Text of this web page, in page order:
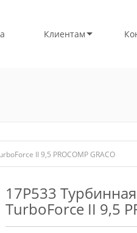
Клиентам
II 9,5 PROCOMP GRACO
17P533
TurboForce II 9,5